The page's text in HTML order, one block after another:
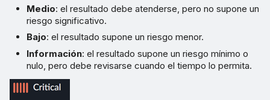
Medio: el resultado debe atenderse, pero no supone un
riesgo significativo.
Bajo: el resultado supone un riesgo menor.
Información: el resultado supone un riesgo mínimo o
nulo, pero debe revisarse cuando el tiempo lo permita.